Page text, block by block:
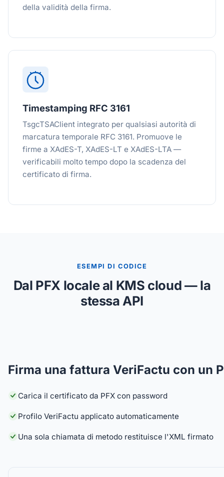
della validità della firma.
Timestamping RFC 3161
TsgcTSAClient integrato per qualsiasi autorità di
marcatura temporale RFC 3161. Promuove le
firme a XAdES-T, XAdES-LT e XAdES-LTA —
verificabili molto tempo dopo la scadenza del
certificato di firma.
ESEMPI DI CODICE
Dal PFX locale al KMS cloud — la
stessa API
Firma una fattura VeriFactu con un
Carica il certificato da PFX con password
Profilo VeriFactu applicato automaticamente
Una sola chiamata di metodo restituisce l'XML firmato